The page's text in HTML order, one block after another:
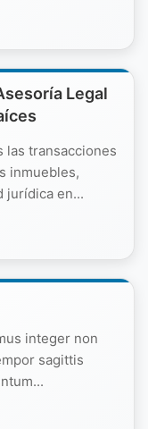
Legal
las transacciones
inmuebles,
jurídica en...
integer non
sagittis